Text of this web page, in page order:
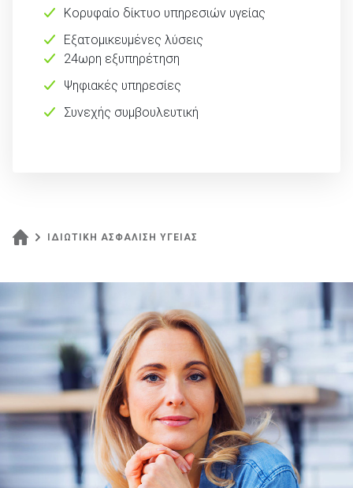
Κορυφαίο δίκτυο υπηρεσιών υγείας
Εξατομικευμένες λύσεις
24ωρη εξυπηρέτηση
Ψηφιακές υπηρεσίες
Συνεχής συμβουλευτική
ΙΔΙΩΤΙΚΗ ΑΣΦΑΛΙΣΗ ΥΓΕΙΑΣ